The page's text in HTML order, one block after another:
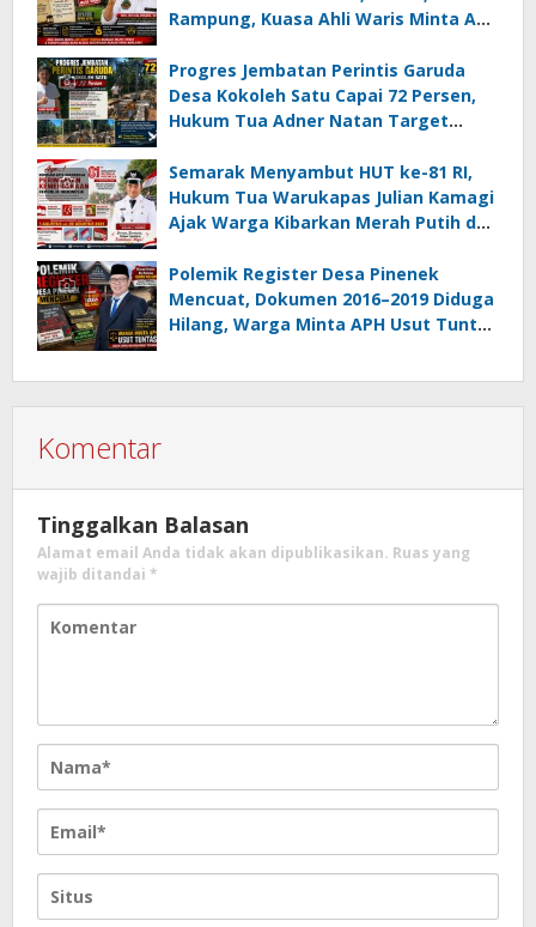
Rampung, Kuasa Ahli Waris Minta APH
Korupsi Dandes
Progres Jembatan Perintis Garuda
Desa Kokoleh Satu Capai 72 Persen,
Hukum Tua Adner Natan Target
Semarak Menyambut HUT ke-81 RI,
Hukum Tua Warukapas Julian Kamagi
Ajak Warga Kibarkan Merah Putih dan
Polemik Register Desa Pinenek
Mencuat, Dokumen 2016–2019 Diduga
Hilang, Warga Minta APH Usut Tuntas
Komentar
Tinggalkan Balasan
Alamat email Anda tidak akan dipublikasikan. Ruas yang
wajib ditandai *